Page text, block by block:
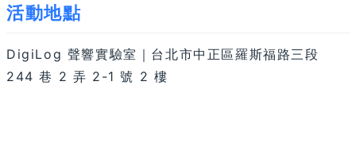
活動地點
DigiLog 聲響實驗室｜台北市中正區羅斯福路三段
244 巷 2 弄 2-1 號 2 樓